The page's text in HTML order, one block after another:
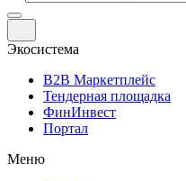
Экосистема
B2B Маркетплейс
Тендерная площадка
ФинИнвест
Портал
Меню